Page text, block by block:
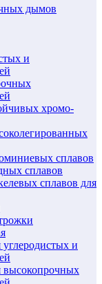
дымов
и
хромо-
сплавов
сплавов
сплавов для
и
высокопрочных